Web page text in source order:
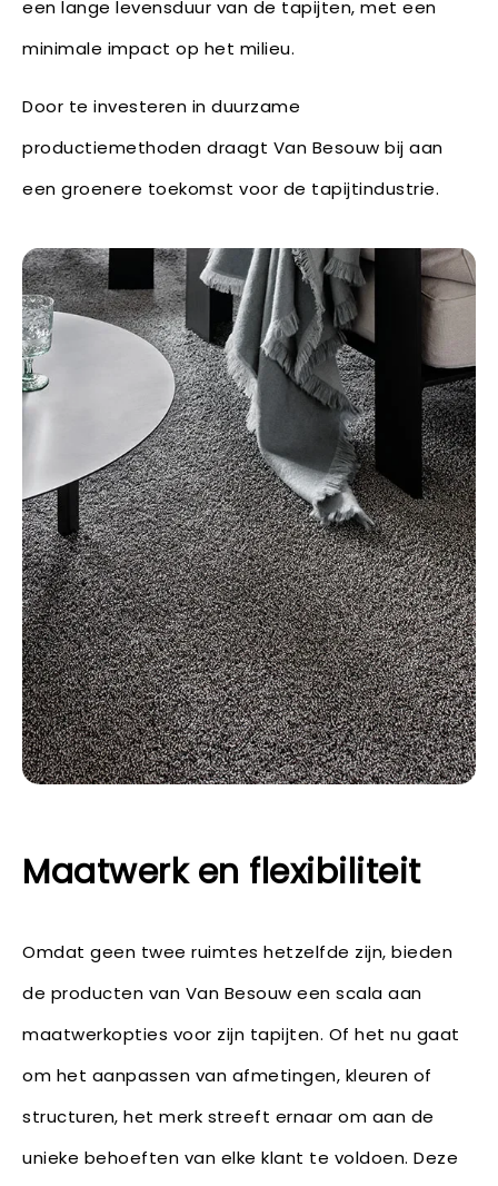
een lange levensduur van de tapijten, met een
minimale impact op het milieu.
Door te investeren in duurzame
productiemethoden draagt Van Besouw bij aan
een groenere toekomst voor de tapijtindustrie.
Maatwerk en flexibiliteit
Omdat geen twee ruimtes hetzelfde zijn, bieden
de producten van Van Besouw een scala aan
maatwerkopties voor zijn tapijten. Of het nu gaat
om het aanpassen van afmetingen, kleuren of
structuren, het merk streeft ernaar om aan de
unieke behoeften van elke klant te voldoen. Deze